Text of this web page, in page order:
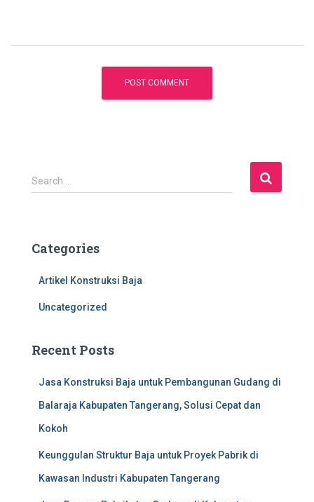
S
e
h
Search …
Categories
Artikel Konstruksi Baja
Uncategorized
Recent Posts
Jasa Konstruksi Baja untuk Pembangunan Gudang di
Balaraja Kabupaten Tangerang, Solusi Cepat dan
Kokoh
Keunggulan Struktur Baja untuk Proyek Pabrik di
Kawasan Industri Kabupaten Tangerang